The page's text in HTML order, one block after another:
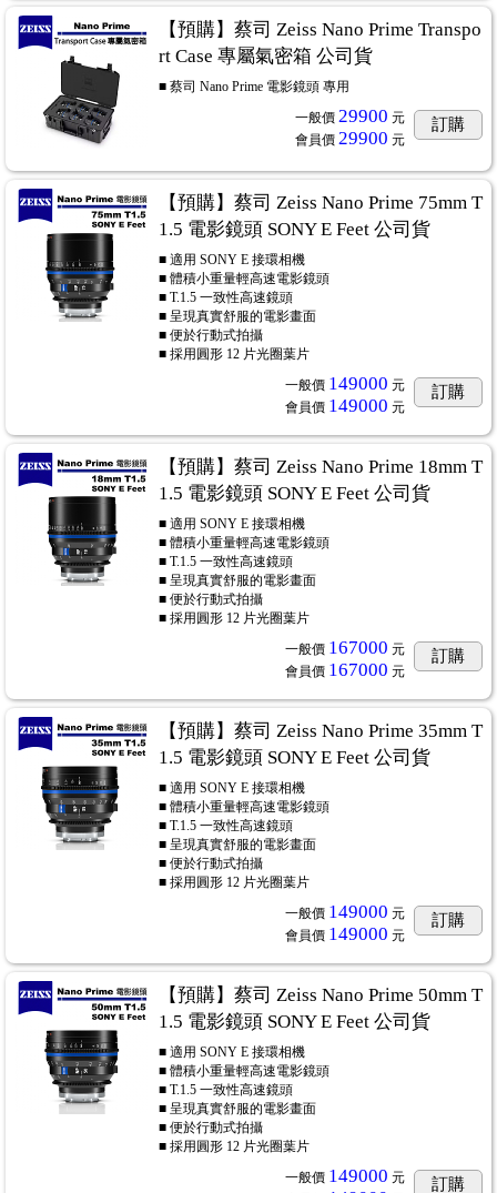
【預購】蔡司 Zeiss Nano Prime Transpo
rt Case 專屬氣密箱 公司貨
■ 蔡司 Nano Prime 電影鏡頭 專用
一般價 29900 元
會員價 29900 元
訂購
【預購】蔡司 Zeiss Nano Prime 75mm T
1.5 電影鏡頭 SONY E Feet 公司貨
■ 適用 SONY E 接環相機
■ 體積小重量輕高速電影鏡頭
■ T.1.5 一致性高速鏡頭
■ 呈現真實舒服的電影畫面
■ 便於行動式拍攝
■ 採用圓形 12 片光圈葉片
一般價 149000 元
會員價 149000 元
訂購
【預購】蔡司 Zeiss Nano Prime 18mm T
1.5 電影鏡頭 SONY E Feet 公司貨
■ 適用 SONY E 接環相機
■ 體積小重量輕高速電影鏡頭
■ T.1.5 一致性高速鏡頭
■ 呈現真實舒服的電影畫面
■ 便於行動式拍攝
■ 採用圓形 12 片光圈葉片
一般價 167000 元
會員價 167000 元
訂購
【預購】蔡司 Zeiss Nano Prime 35mm T
1.5 電影鏡頭 SONY E Feet 公司貨
■ 適用 SONY E 接環相機
■ 體積小重量輕高速電影鏡頭
■ T.1.5 一致性高速鏡頭
■ 呈現真實舒服的電影畫面
■ 便於行動式拍攝
■ 採用圓形 12 片光圈葉片
一般價 149000 元
會員價 149000 元
訂購
【預購】蔡司 Zeiss Nano Prime 50mm T
1.5 電影鏡頭 SONY E Feet 公司貨
■ 適用 SONY E 接環相機
■ 體積小重量輕高速電影鏡頭
■ T.1.5 一致性高速鏡頭
■ 呈現真實舒服的電影畫面
■ 便於行動式拍攝
■ 採用圓形 12 片光圈葉片
一般價 149000 元
訂購